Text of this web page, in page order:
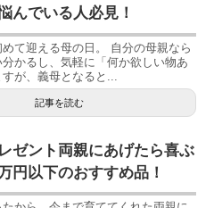
んでいる人必見！
て迎える母の日。 自分の母親なら
かるし、気軽に「何か欲しい物あ
が、義母となると...
記事を読む
ゼント両親にあげたら喜ぶ
円以下のおすすめ品！